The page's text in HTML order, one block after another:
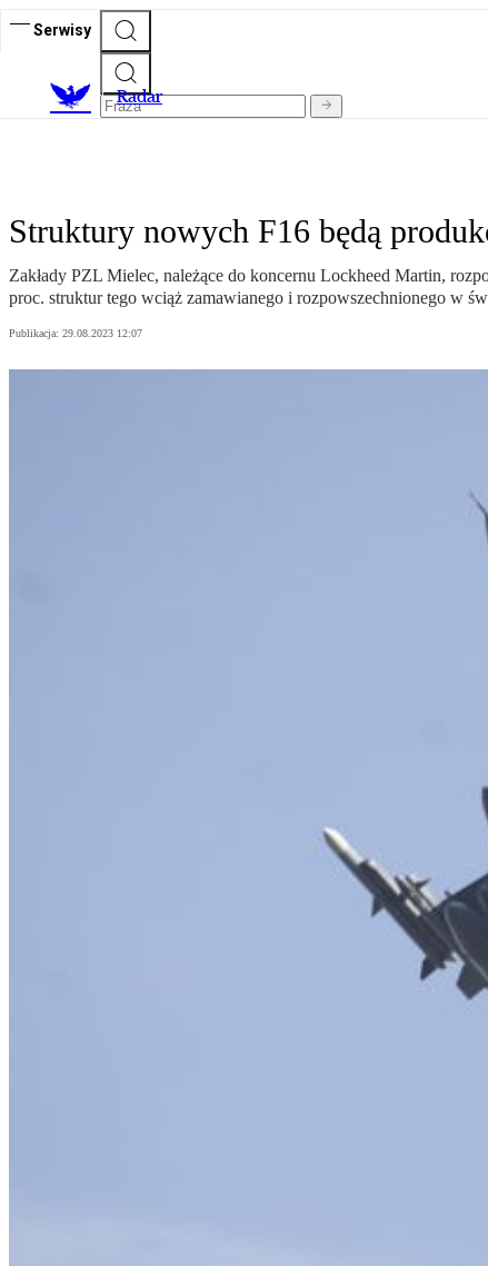
Serwisy
Radar
Struktury nowych F16 będą
Zakłady PZL Mielec, należące do koncernu Lockheed Martin,
proc. struktur tego wciąż zamawianego i rozpowszechnionego w
Publikacja: 29.08.2023 12:07